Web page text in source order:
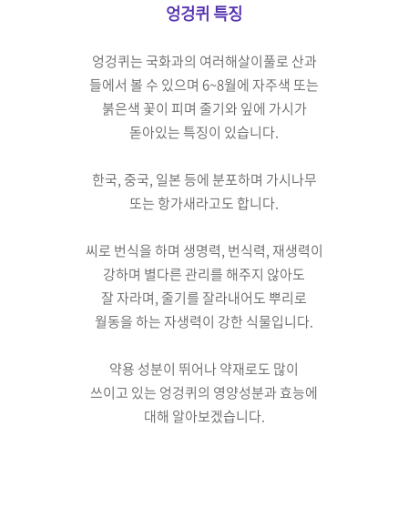
엉겅퀴 특징
엉겅퀴는 국화과의 여러해살이풀로 산과
들에서 볼 수 있으며 6~8월에 자주색 또는
붉은색 꽃이 피며 줄기와 잎에 가시가
돋아있는특징이 있습니다.
한국, 중국, 일본 등에 분포하며 가시나무
또는 항가새라고도 합니다.
씨로 번식을 하며 생명력, 번식력, 재생력이
강하며 별다른 관리를해주지 않아도
잘 자라며, 줄기를 잘라내어도 뿌리로
월동을 하는 자생력이 강한 식물입니다.
약용 성분이 뛰어나 약재로도 많이
쓰이고 있는 엉겅퀴의 영양성분과 효능에
대해 알아보겠습니다.